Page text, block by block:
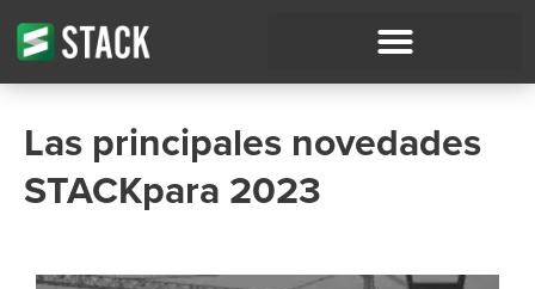
Las principales novedades
STACKpara 2023